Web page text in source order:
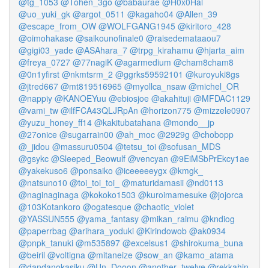
@uo_yuki_gk @argot_0511 @kagaho04 @Allen_39
@escape_from_OW @WOLFGANG1945 @kiritoro_428
@oimohakase @saikounofinale0 @raisedemataaou7
@gigi03_yade @ASAhara_7 @trpg_kirahamu @hjarta_aim
@freya_0727 @77nagiK @agarmedium @cham8cham8
@0n1yfirst @nkmtsrm_2 @ggrks59592101 @kuroyuki8gs
@jtred667 @mt819516965 @myollca_nsaw @michel_OR
@nappiy @KANOEYuu @ebiosjoe @akahituji @MFDAC1129
@vami_tw @ilfFCA43QLJRpAn @horizon775 @mizzele0907
@yuzu_honey_ff14 @kakitubatahana @mondo__jp
@27onice @sugarrain00 @ah_moc @2929g @chobopp
@_jidou @massuru0504 @tetsu_toi @sofusan_MDS
@gsykc @Sleeped_Beowulf @vencyan @9EiMSbPrEkcy1ae
@yakekuso6 @ponsaiko @iceeeeeygx @kmgk_
@natsuno10 @toi_toi_toi_ @maturidamasii @nd0113
@naginaginaga @kokoko1503 @kuroimamesuke @jojorca
@103Kotankoro @ogatesque @chaotic_violet
@YASSUN555 @yama_fantasy @mikan_raimu @kndiog
@paperrbag @arihara_yoduki @Kirindowob @ak0934
@pnpk_tanuki @m535897 @excelsus1 @shirokuma_buna
@beiril @voltigna @mitaneize @sow_an @kamo_atama